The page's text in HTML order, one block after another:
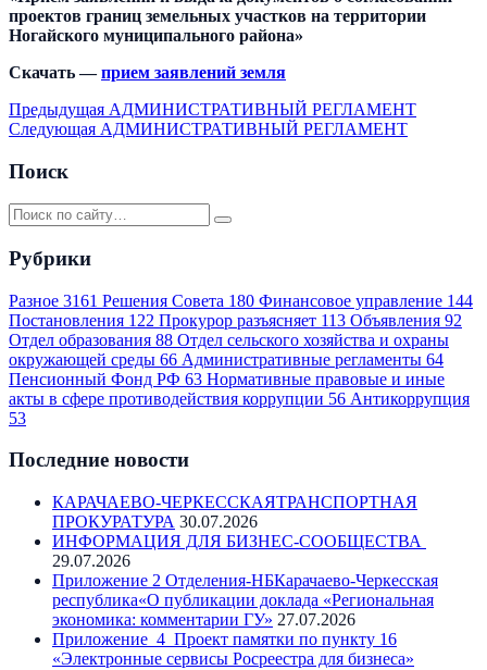
проектов границ земельных участков на территории
Ногайского муниципального района»
Скачать —прием заявлений земля
Предыдущая АДМИНИСТРАТИВНЫЙ РЕГЛАМЕНТ
Следующая АДМИНИСТРАТИВНЫЙ РЕГЛАМЕНТ
Поиск
Рубрики
Разное 3161 Решения Совета 180 Финансовое управление 144
Постановления 122 Прокурор разъясняет 113 Объявления 92
Отдел образования 88 Отдел сельского хозяйства и охраны
окружающей среды 66 Административные регламенты 64
Пенсионный Фонд РФ 63 Нормативные правовые и иные
акты в сфере противодействия коррупции 56 Антикоррупция
53
Последние новости
КАРАЧАЕВО-ЧЕРКЕССКАЯТРАНСПОРТНАЯ
ПРОКУРАТУРА 30.07.2026
ИНФОРМАЦИЯ ДЛЯ БИЗНЕС-СООБЩЕСТВА
29.07.2026
Приложение 2 Отделения-НБКарачаево-Черкесская
республика«О публикации доклада «Региональная
экономика: комментарии ГУ» 27.07.2026
Приложение_4_Проект памятки по пункту 16
«Электронные сервисы Росреестра для бизнеса»